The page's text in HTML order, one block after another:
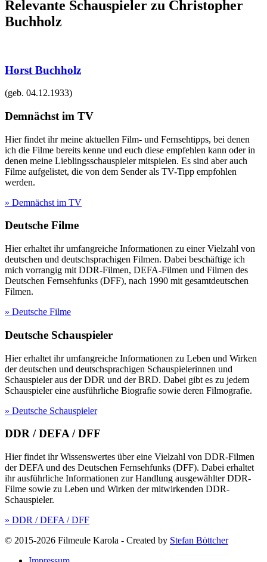
Relevante Schauspieler zu Christopher
Buchholz
Horst Buchholz
(geb. 04.12.1933)
Demnächst im TV
Hier findet ihr meine aktuellen Film- und Fernsehtipps, bei denen
ich die Filme bereits kenne und euch diese empfehlen kann oder in
denen meine Lieblingsschauspieler mitspielen. Es sind aber auch
Filme aufgelistet, die von dem Sender als TV-Tipp empfohlen
werden.
» Demnächst im TV
Deutsche Filme
Hier erhaltet ihr umfangreiche Informationen zu einer Vielzahl von
deutschen und deutschsprachigen Filmen. Dabei beschäftige ich
mich vorrangig mit DDR-Filmen, DEFA-Filmen und Filmen des
Deutschen Fernsehfunks (DFF), nach 1990 mit gesamtdeutschen
Filmen.
» Deutsche Filme
Deutsche Schauspieler
Hier erhaltet ihr umfangreiche Informationen zu Leben und Wirken
der deutschen und deutschsprachigen Schauspielerinnen und
Schauspieler aus der DDR und der BRD. Dabei gibt es zu jedem
Schauspieler eine ausführliche Biografie sowie deren Filmografie.
» Deutsche Schauspieler
DDR / DEFA / DFF
Hier findet ihr Wissenswertes über eine Vielzahl von DDR-Filmen
der DEFA und des Deutschen Fernsehfunks (DFF). Dabei erhaltet
ihr ausführliche Informationen zur Handlung ausgewählter DDR-
Filme sowie zu Leben und Wirken der mitwirkenden DDR-
Schauspieler.
» DDR / DEFA / DFF
© 2015-2026 Filmeule Karola - Created by Stefan Böttcher